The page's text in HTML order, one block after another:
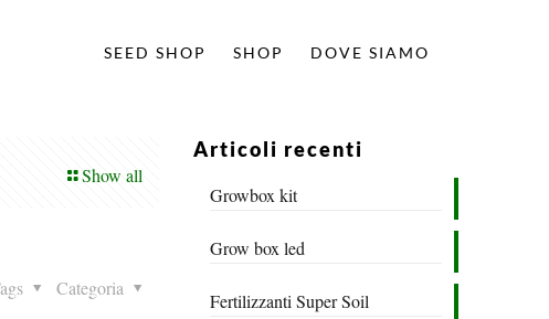
SEED SHOP SHOP DOVE SIAMO
Show all
Categoria
Articoli recenti
Growbox kit
Grow box led
Fertilizzanti Super Soil